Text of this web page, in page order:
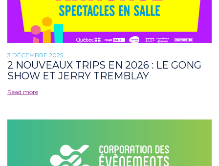
3 DÉCEMBRE 2025
2 NOUVEAUX TRIPS EN 2026 : LE GONG
SHOW ET JERRY TREMBLAY
Read more